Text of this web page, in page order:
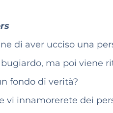
di aver ucciso una
ma poi viene
fondo di verità?
vi innamorerete dei